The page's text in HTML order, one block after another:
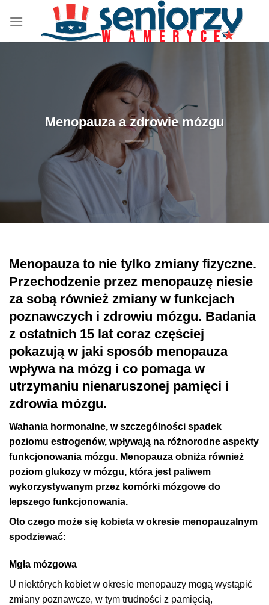
zawartości
Menopauza a zdrowie mózgu
Menopauza to nie tylko zmiany fizyczne.
Przechodzenie przez menopauzę niesie
za sobą również zmiany w funkcjach
poznawczych i zdrowiu mózgu. Badania
z ostatnich 15 lat coraz częściej
pokazują w jaki sposób menopauza
wpływa na mózg i co pomaga w
utrzymaniu nienaruszonej pamięci i
zdrowia mózgu.
Wahania hormonalne, w szczególności spadek
poziomu estrogenów, wpływają na różnorodne aspekty
funkcjonowania mózgu. Menopauza obniża również
poziom glukozy w mózgu, która jest paliwem
wykorzystywanym przez komórki mózgowe do
lepszego funkcjonowania.
Oto czego może się kobieta w okresie menopauzalnym
spodziewać:
Mgła mózgowa
U niektórych kobiet w okresie menopauzy mogą wystąpić
zmiany poznawcze, w tym trudności z pamięcią,